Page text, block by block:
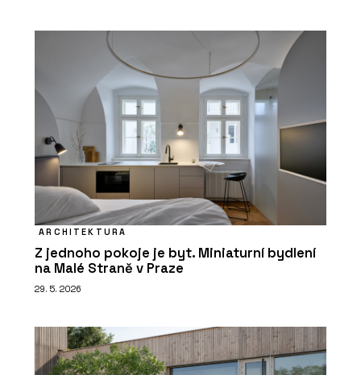
ARCHITEKTURA
Z jednoho pokoje je byt. Miniaturní bydlení
na Malé Straně v Praze
29. 5. 2026